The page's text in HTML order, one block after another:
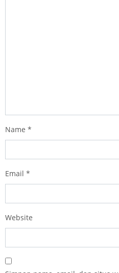
Name *
Email *
Website